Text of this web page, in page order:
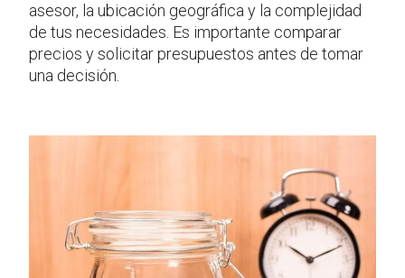
asesor, la ubicación geográfica y la complejidad
de tus necesidades. Es importante comparar
precios y solicitar presupuestos antes de tomar
una decisión.